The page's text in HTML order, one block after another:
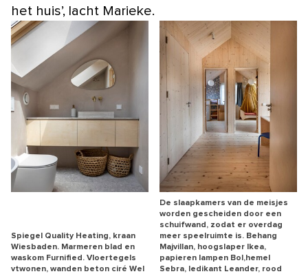
het huis’, lacht Marieke.
Spiegel Quality Heating, kraan
Wiesbaden. Marmeren blad en
waskom Furnified. Vloertegels
vtwonen, wanden beton ciré Wel
De slaapkamers van de meisjes
worden gescheiden door een
schuifwand, zodat er overdag
meer speelruimte is. Behang
Majvillan, hoogslaper Ikea,
papieren lampen Bol,hemel
Sebra, ledikant Leander, rood